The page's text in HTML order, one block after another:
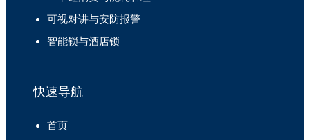
可视对讲与安防报警
智能锁与酒店锁
快速导航
首页